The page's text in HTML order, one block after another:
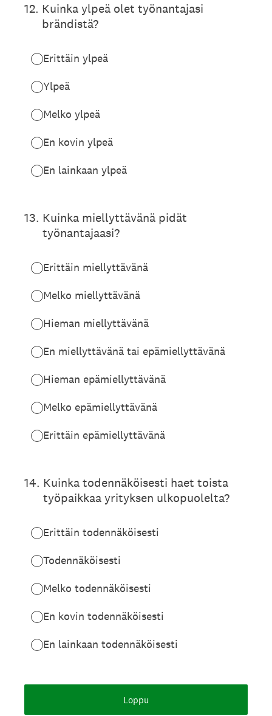
12. Kuinka ylpeä olet työnantajasi
brändistä?
Erittäin ylpeä
Ylpeä
Melko ylpeä
En kovin ylpeä
En lainkaan ylpeä
13. Kuinka miellyttävänä pidät
työnantajaasi?
Erittäin miellyttävänä
Melko miellyttävänä
Hieman miellyttävänä
En miellyttävänä tai epämiellyttävänä
Hieman epämiellyttävänä
Melko epämiellyttävänä
Erittäin epämiellyttävänä
14. Kuinka todennäköisesti haet toista
työpaikkaa yrityksen ulkopuolelta?
Erittäin todennäköisesti
Todennäköisesti
Melko todennäköisesti
En kovin todennäköisesti
En lainkaan todennäköisesti
Loppu